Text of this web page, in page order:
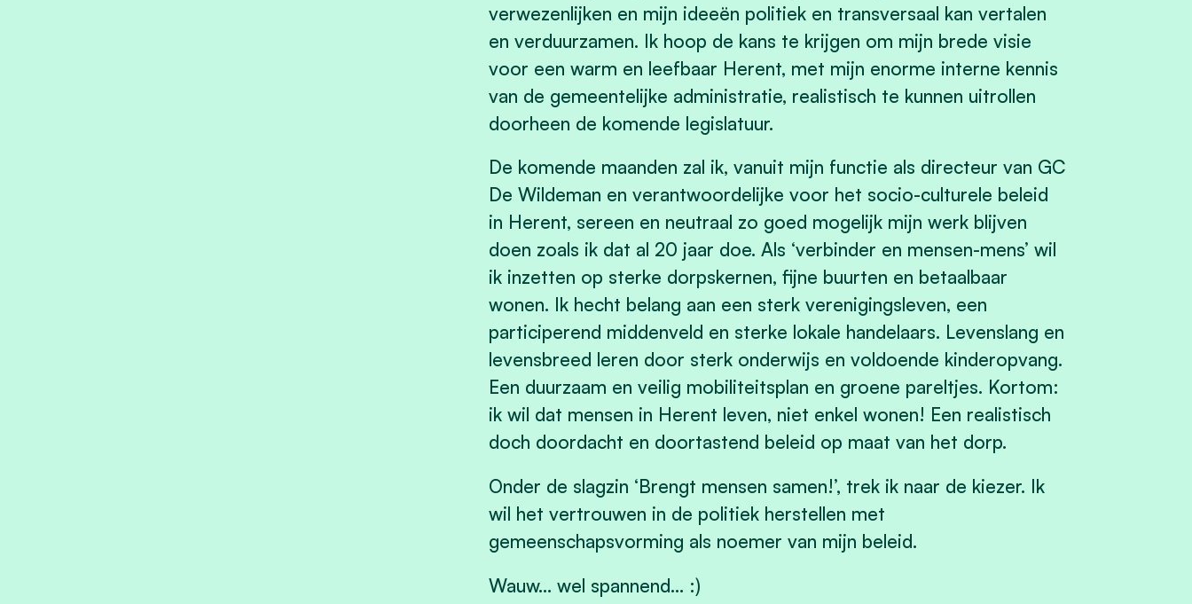
verwezenlijken en mijn ideeën politiek en transversaal kan vertalen
en verduurzamen. Ik hoop de kans te krijgen om mijn brede visie
voor een warm en leefbaar Herent, met mijn enorme interne kennis
van de gemeentelijke administratie, realistisch te kunnen uitrollen
doorheen de komende legislatuur.
De komende maanden zal ik, vanuit mijn functie als directeur van GC
De Wildeman en verantwoordelijke voor het socio-culturele beleid
in Herent, sereen en neutraal zo goed mogelijk mijn werk blijven
doen zoals ik dat al 20 jaar doe. Als ‘verbinder en mensen-mens’ wil
ik inzetten op sterke dorpskernen, fijne buurten en betaalbaar
wonen. Ik hecht belang aan een sterk verenigingsleven, een
participerend middenveld en sterke lokale handelaars. Levenslang en
levensbreed leren door sterk onderwijs en voldoende kinderopvang.
Een duurzaam en veilig mobiliteitsplan en groene pareltjes. Kortom:
ik wil dat mensen in Herent leven, niet enkel wonen! Een realistisch
doch doordacht en doortastend beleid op maat van het dorp.
Onder de slagzin ‘Brengt mensen samen!’, trek ik naar de kiezer. Ik
wil het vertrouwen in de politiek herstellen met
gemeenschapsvorming als noemer van mijn beleid.
Wauw... wel spannend... :)